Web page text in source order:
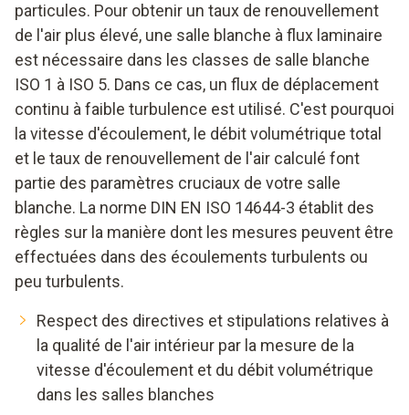
particules. Pour obtenir un taux de renouvellement
de l'air plus élevé, une salle blanche à flux laminaire
est nécessaire dans les classes de salle blanche
ISO 1 à ISO 5. Dans ce cas, un flux de déplacement
continu à faible turbulence est utilisé. C'est pourquoi
la vitesse d'écoulement, le débit volumétrique total
et le taux de renouvellement de l'air calculé font
partie des paramètres cruciaux de votre salle
blanche. La norme DIN EN ISO 14644-3 établit des
règles sur la manière dont les mesures peuvent être
effectuées dans des écoulements turbulents ou
peu turbulents.
Respect des directives et stipulations relatives à
la qualité de l'air intérieur par la mesure de la
vitesse d'écoulement et du débit volumétrique
dans les salles blanches